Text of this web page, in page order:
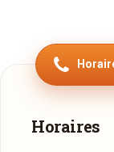
découvrent une
Midi et soir
plats délicieux
Horaires